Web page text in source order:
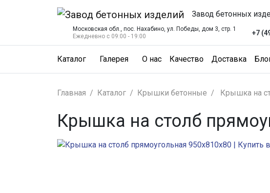
Завод бетонных
Московская обл., пос. Нахабино, ул. Победы, дом 3, стр. 1
Ежедневно с 09:00 - 19:00
+7
Каталог Галерея О нас(О нас)
Качество(Качество)
Доставка
Главная Каталог Крышки бетонные Крышка на
Крышка на столб